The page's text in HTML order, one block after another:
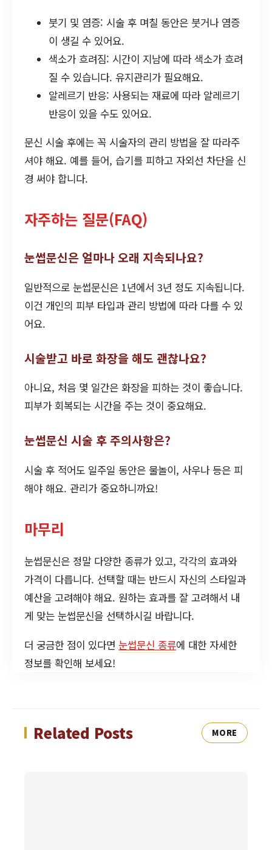
붓기 및 염증: 시술 후 며칠 동안은 붓거나 염증
이 생길 수 있어요.
색소가 흐려짐: 시간이 지남에 따라 색소가 흐려
질 수 있습니다. 유지관리가 필요해요.
알레르기 반응: 사용되는 재료에 따라 알레르기
반응이 있을 수도 있어요.
문신 시술 후에는 꼭 시술자의 관리 방법을 잘 따라주
셔야 해요. 예를 들어, 습기를 피하고 자외선 차단을 신
경 써야 합니다.
자주하는 질문(FAQ)
눈썹문신은 얼마나 오래 지속되나요?
일반적으로 눈썹문신은 1년에서 3년 정도 지속됩니다.
이건 개인의 피부 타입과 관리 방법에 따라 다를 수 있
어요.
시술받고 바로 화장을 해도 괜찮나요?
아니요, 처음 몇 일간은 화장을 피하는 것이 좋습니다.
피부가 회복되는 시간을 주는 것이 중요해요.
눈썹문신 시술 후 주의사항은?
시술 후 적어도 일주일 동안은 물놀이, 사우나 등은 피
해야 해요. 관리가 중요하니까요!
마무리
눈썹문신은 정말 다양한 종류가 있고, 각각의 효과와
가격이 다릅니다. 선택할 때는 반드시 자신의 스타일과
예산을 고려해야 해요. 원하는 효과를 잘 고려해서 내
게 맞는 눈썹문신을 선택하시길 바랍니다.
더 궁금한 점이 있다면 눈썹문신 종류에 대한 자세한
정보를 확인해 보세요!
Related Posts MORE